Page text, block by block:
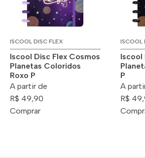
ISCOOL DISC FLEX
Iscool Disc Flex Cosmos
Planetas Coloridos
Roxo P
A partir de
R$ 49,90
Comprar
ISCOOL
Iscool
P
A
R$